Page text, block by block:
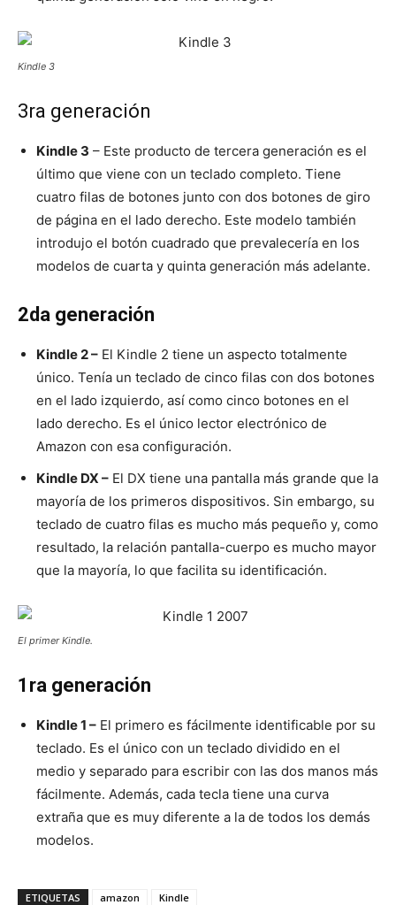
Kindle 3
3ra generación
Kindle 3 – Este producto de tercera generación es el
último que viene con un teclado completo. Tiene
cuatro filas de botones junto con dos botones de giro
de página en el lado derecho. Este modelo también
introdujo el botón cuadrado que prevalecería en los
modelos de cuarta y quinta generación más adelante.
2da generación
Kindle 2 – El Kindle 2 tiene un aspecto totalmente
único. Tenía un teclado de cinco filas con dos botones
en el lado izquierdo, así como cinco botones en el
lado derecho. Es el único lector electrónico de
Amazon con esa configuración.
Kindle DX – El DX tiene una pantalla más grande que la
mayoría de los primeros dispositivos. Sin embargo, su
teclado de cuatro filas es mucho más pequeño y, como
resultado, la relación pantalla-cuerpo es mucho mayor
que la mayoría, lo que facilita su identificación.
El primer Kindle.
1ra generación
Kindle 1 – El primero es fácilmente identificable por su
teclado. Es el único con un teclado dividido en el
medio y separado para escribir con las dos manos más
fácilmente. Además, cada tecla tiene una curva
extraña que es muy diferente a la de todos los demás
modelos.
ETIQUETAS amazon Kindle